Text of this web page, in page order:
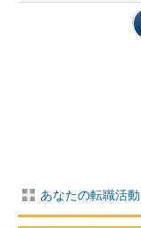
参考までに書いて
限を禁止しています
募しようと考える人
増えることが予想さ
あなたの転職活